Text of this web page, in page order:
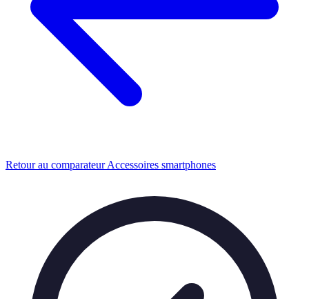
Retour au comparateur Accessoires smartphones